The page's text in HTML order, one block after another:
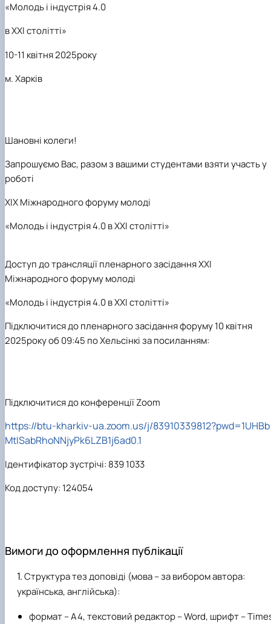
«Молодь і індустрія 4.0
в XXI столітті»
10-11 квітня 2025року
м. Харків
Шановні колеги!
Запрошуємо Вас, разом з вашими студентами взяти участь у
роботі
ХІХ Міжнародного форуму молоді
«Молодь і індустрія 4.0 в XXI столітті»
Доступ до трансляції пленарного засіданняХХІ
Міжнародного форуму молоді
«Молодь і індустрія 4.0 в XXI столітті»
Підключитися до пленарного засідання форуму 10 квітня
2025року об 09:45 по Хельсінкі за посиланням:
Підключитися до конференції Zoom
https://btu-kharkiv-ua.zoom.us/j/83910339812?pwd=1UHBb
MtISabRhoNNjyPk6LZB1j6ad0.1
Ідентифікатор зустрічі: 839 1033
Код доступу: 124054
Вимоги до оформлення публікації
Структура тез доповіді (мова – за вибором автора:
українська, англійська):
формат – А4, текстовий редактор – Word, шрифт –